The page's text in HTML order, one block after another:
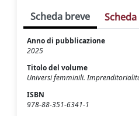
Scheda breve
Anno di pubblicazione
2025
Titolo del volume
Universi femminili.
ISBN
978-88-351-6341-1